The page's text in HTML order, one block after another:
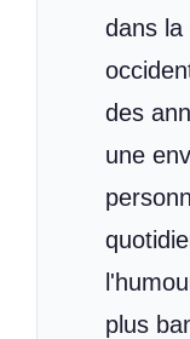
dans la
des
une
plus